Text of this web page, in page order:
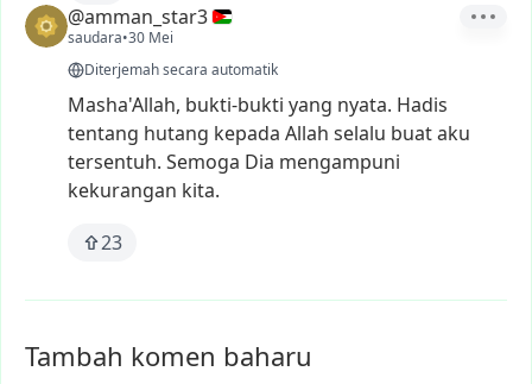
@amman_star3
saudara•30 Mei
Diterjemah secara automatik
Masha'Allah, bukti-bukti yang nyata. Hadis
tentang hutang kepada Allah selalu buataku
tersentuh. Semoga Dia mengampuni
kekurangan kita.
23
Tambah komen baharu